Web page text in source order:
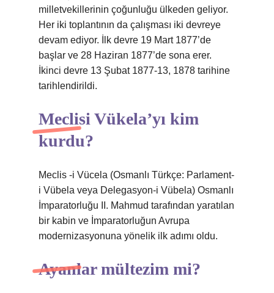
milletvekillerinin çoğunluğu ülkeden geliyor.
Her iki toplantının da çalışması iki devreye
devam ediyor. İlk devre 19 Mart 1877’de
başlar ve 28 Haziran 1877’de sona erer.
İkinci devre 13 Şubat 1877-13, 1878 tarihine
tarihlendirildi.
Meclisi Vükela’yı kim
kurdu?
Meclis -i Vücela (Osmanlı Türkçe: Parlament-
i Vübela veya Delegasyon-i Vübela) Osmanlı
İmparatorluğu II. Mahmud tarafından yaratılan
bir kabin ve İmparatorluğun Avrupa
modernizasyonuna yönelik ilk adımı oldu.
Ayanlar mültezim mi?